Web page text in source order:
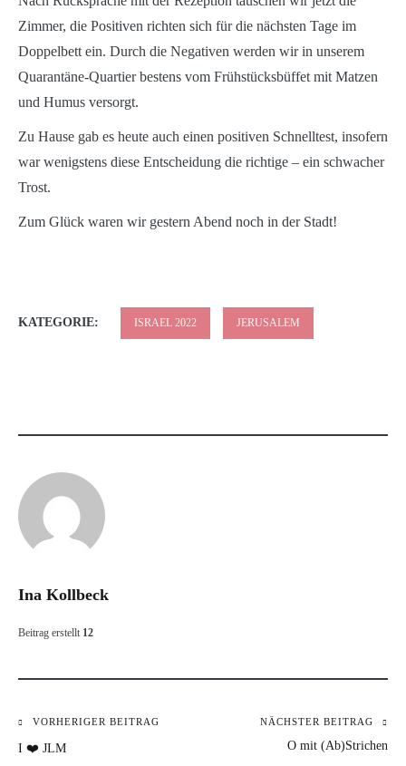
Zimmer, die Positiven richten sich für die nächsten Tage im
Doppelbett ein. Durch die Negativen werden wir in unserem
Quarantäne-Quartier bestens vom Frühstücksbüffet mit Matzen
und Humus versorgt.
Zu Hause gab es heute auch einen positiven Schnelltest, insofern
war wenigstens diese Entscheidung die richtige – ein schwacher
Trost.
Zum Glück waren wir gestern Abend noch in der Stadt!
KATEGORIE: ISRAEL 2022 JERUSALEM
Ina Kollbeck
Beitrag erstellt 12
Beitragsnavigation
VORHERIGER BEITRAG
I ❤️ JLM
NÄCHSTER BEITRAG
O mit (Ab)Strichen